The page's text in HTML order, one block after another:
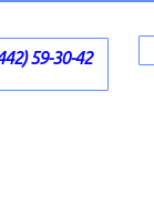
59-30-42